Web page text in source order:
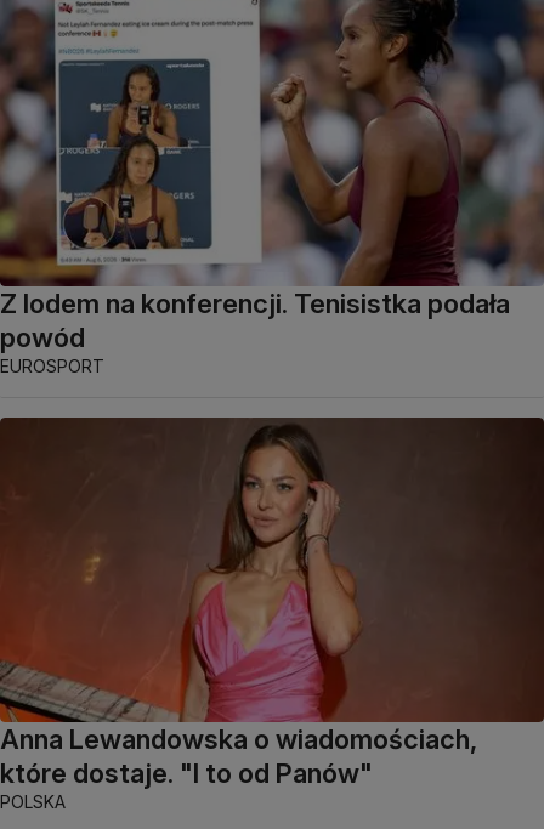
Z lodem na konferencji. Tenisistka podała
powód
EUROSPORT
Anna Lewandowska o wiadomościach,
które dostaje. "I to od Panów"
POLSKA